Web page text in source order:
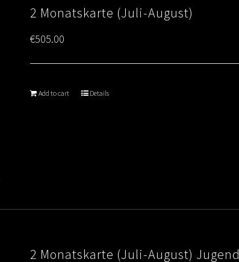
2 Monatskarte (Juli-August)
€505.00
Add to cart Details
2 Monatskarte (Juli-August) Jugend